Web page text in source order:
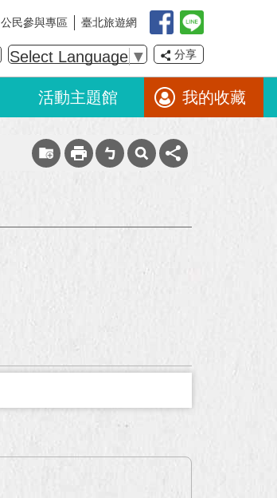
公民參與專區 臺北旅遊網
Select Language ▼ 分享
活動主題館 我的收藏